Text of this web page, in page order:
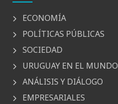
ECONOMÍA
POLÍTICAS PÚBLICAS
SOCIEDAD
URUGUAY EN EL MUNDO
ANÁLISIS Y DIÁLOGO
EMPRESARIALES